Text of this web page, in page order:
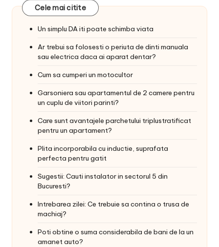
Cele mai citite
Un simplu DA iti poate schimba viata
Ar trebui sa folosesti o periuta de dinti manuala
sau electrica daca ai aparat dentar?
Cum sa cumperi un motocultor
Garsoniera sau apartamentul de 2 camere pentru
un cuplu de viitori parinti?
Care sunt avantajele parchetului triplustratificat
pentru un apartament?
Plita incorporabila cu inductie, suprafata
perfecta pentru gatit
Sugestii: Cauti instalator in sectorul 5 din
Bucuresti?
Intrebarea zilei: Ce trebuie sa contina o trusa de
machiaj?
Poti obtine o suma considerabila de bani de la un
amanet auto?